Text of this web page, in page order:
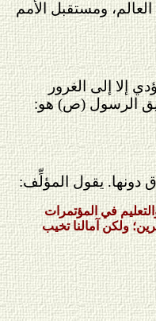
ومستقبل الأمم
إلا إلى الغرور
الرسول (ص) هو:
دونها. يقول المؤلِّف:
في المؤتمرات
ولكن آمالنا تخيب